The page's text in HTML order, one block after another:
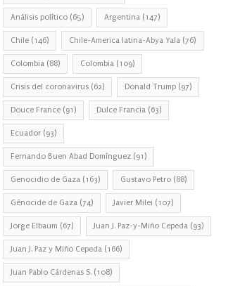
Análisis político (65) Argentina (147)
Chile (146) Chile-America latina-Abya Yala (76)
Colombia (88) Colombia (109)
Crisis del coronavirus (62) Donald Trump (97)
Douce France (91) Dulce Francia (63)
Ecuador (93)
Fernando Buen Abad Domínguez (91)
Genocidio de Gaza (163) Gustavo Petro (88)
Génocide de Gaza (74) Javier Milei (107)
Jorge Elbaum (67) Juan J. Paz-y-Miño Cepeda (93)
Juan J. Paz y Miño Cepeda (166)
Juan Pablo Cárdenas S. (108)